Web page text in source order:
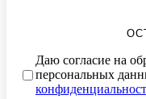
Даю согласие на
персональных